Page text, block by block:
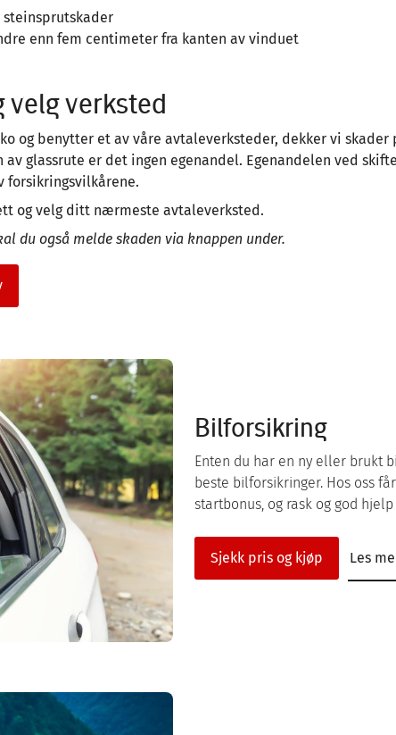
steinsprutskader
enn fem centimeter fra kanten av vinduet
velg verksted
og benytter et av våre avtaleverksteder, dekker vi skader
av glassrute er det ingen egenandel. Egenandelen ved
forsikringsvilkårene.
og velg ditt nærmeste avtaleverksted.
du også melde skaden via knappen under.
Bilforsikring
Enten du har en ny eller brukt
beste bilforsikringer. Hos oss
startbonus, og rask og god
Sjekk pris og kjøp Les